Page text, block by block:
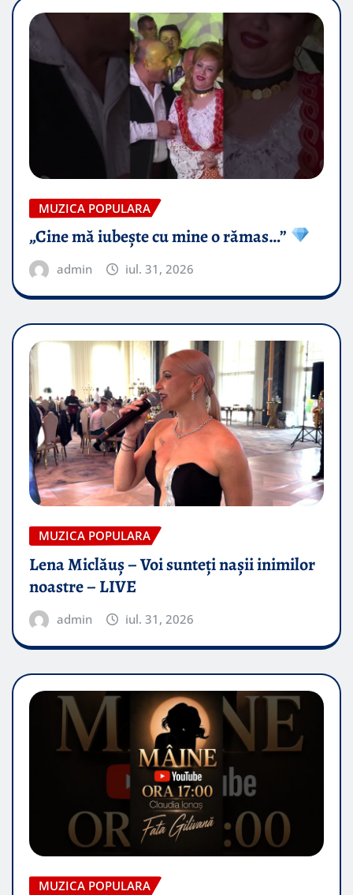
MUZICA POPULARA
„Cine mă iubește cu mine o rămas…”
admin iul. 31, 2026
MUZICA POPULARA
Lena Miclăuș – Voi sunteți nașii inimilor
noastre – LIVE
admin iul. 31, 2026
MUZICA POPULARA